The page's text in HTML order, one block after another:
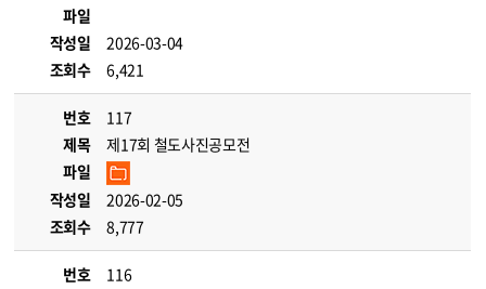
파일
작성일
2026-03-04
조회수
6,421
번호
117
제목
제17회 철도사진공모전
파일
작성일
2026-02-05
조회수
8,777
번호
116